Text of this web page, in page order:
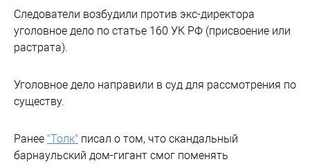
Следователи возбудили против экс-директора
уголовное дело по статье 160 УК РФ (присвоение или
растрата).
Уголовное дело направили в суд для рассмотрения по
существу.
Ранее "Толк" писал о том, что скандальный
барнаульский дом-гигант смог поменять